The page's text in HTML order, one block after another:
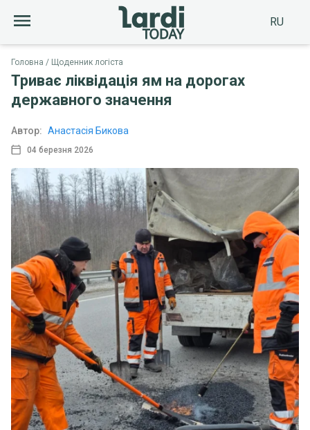
RU
Головна Щоденник логіста
Триває ліквідація ям на дорогах
державного значення
04 березня 2026
Автор: Анастасія Бикова